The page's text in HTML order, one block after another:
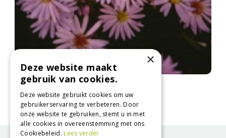
Aster
Aster 'Little Carlow'
×
Deze website maakt
gebruik van cookies.
Deze website gebruikt cookies om uw
gebruikerservaring te verbeteren. Door
onze website te gebruiken, stemt u in met
alle cookies in overeenstemming met ons
Cookiebeleid.Lees verder